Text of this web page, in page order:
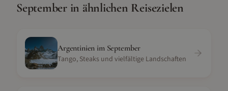
Septemberin ähnlichen Reisezielen
Argentinien im September
Tango, Steaks und vielfältige Landschaften